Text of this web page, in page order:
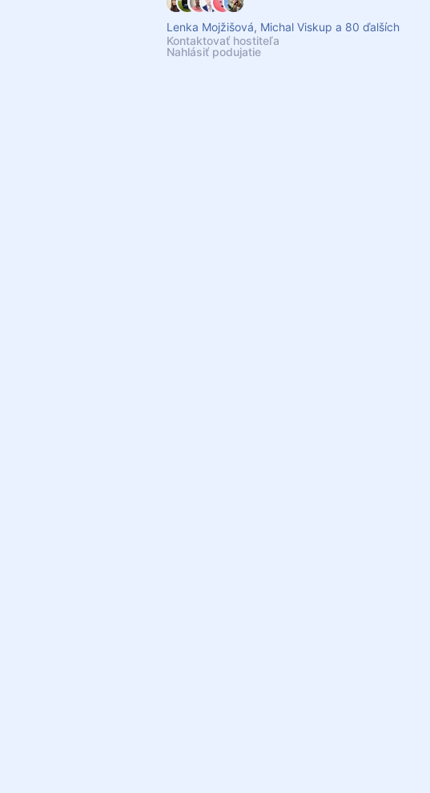
Lenka Mojžišová, Michal Viskup a 80 ďalších
Kontaktovať hostiteľa
Nahlásiť podujatie